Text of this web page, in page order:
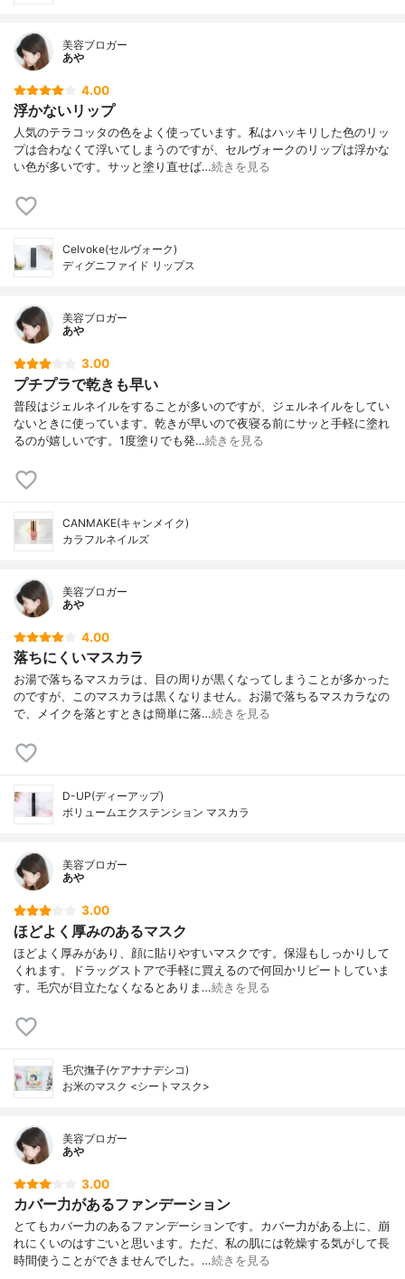
美容ブロガー
あや
4.00
浮かないリップ
人気のテラコッタの色をよく使っています。私はハッキリした色のリッ
プは合わなくて浮いてしまうのですが、セルヴォークのリップは浮かな
い色が多いです。サッと塗り直せば…続きを見る
Celvoke(セルヴォーク)
ディグニファイド リップス
美容ブロガー
あや
3.00
プチプラで乾きも早い
普段はジェルネイルをすることが多いのですが、ジェルネイルをしてい
ないときに使っています。乾きが早いので夜寝る前にサッと手軽に塗れ
るのが嬉しいです。1度塗りでも発…続きを見る
CANMAKE(キャンメイク)
カラフルネイルズ
美容ブロガー
あや
4.00
落ちにくいマスカラ
お湯で落ちるマスカラは、目の周りが黒くなってしまうことが多かった
のですが、このマスカラは黒くなりません。お湯で落ちるマスカラなの
で、メイクを落とすときは簡単に落…続きを見る
D-UP(ディーアップ)
ボリュームエクステンション マスカラ
美容ブロガー
あや
3.00
ほどよく厚みのあるマスク
ほどよく厚みがあり、顔に貼りやすいマスクです。保湿もしっかりして
くれます。ドラッグストアで手軽に買えるので何回かリピートしていま
す。毛穴が目立たなくなるとありま…続きを見る
毛穴撫子(ケアナナデシコ)
お米のマスク <シートマスク>
美容ブロガー
あや
3.00
カバー力があるファンデーション
とてもカバー力のあるファンデーションです。カバー力がある上に、崩
れにくいのはすごいと思います。ただ、私の肌には乾燥する気がして長
時間使うことができませんでした。…続きを見る